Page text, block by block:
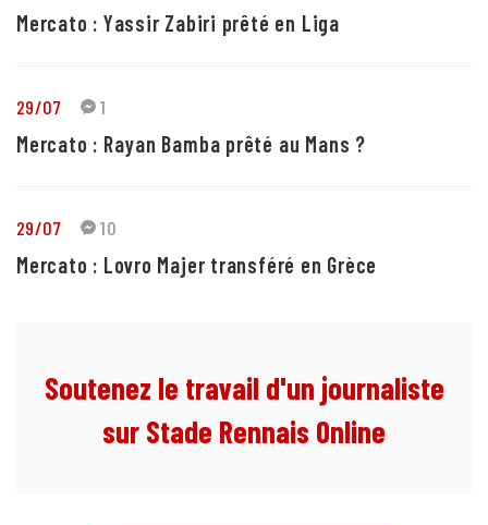
Mercato : Yassir Zabiri prêté en Liga
29/07 1
Mercato : Rayan Bamba prêté au Mans ?
29/07 10
Mercato : Lovro Majer transféré en Grèce
Soutenez le travail d'un journaliste
sur Stade Rennais Online